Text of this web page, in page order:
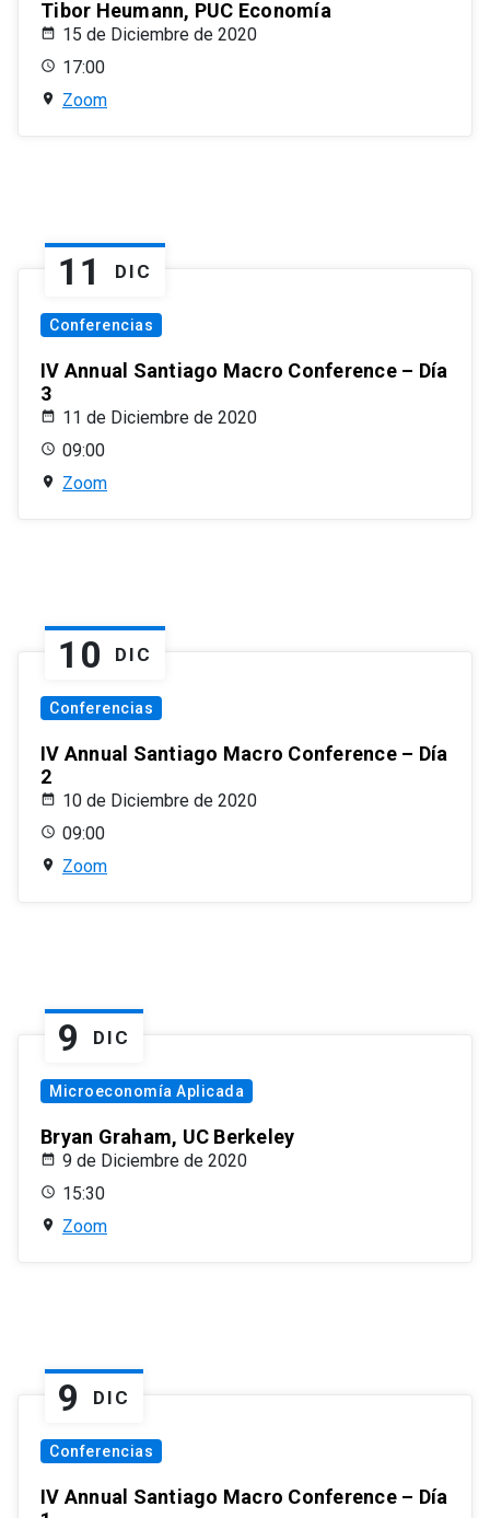
Tibor Heumann, PUC Economía
15 de Diciembre de 2020
17:00
Zoom
11 DIC
Conferencias
IV Annual Santiago Macro Conference – Día
3
11 de Diciembre de 2020
09:00
Zoom
10 DIC
Conferencias
IV Annual Santiago Macro Conference – Día
2
10 de Diciembre de 2020
09:00
Zoom
9 DIC
Microeconomía Aplicada
Bryan Graham, UC Berkeley
9 de Diciembre de 2020
15:30
Zoom
9 DIC
Conferencias
IV Annual Santiago Macro Conference – Día